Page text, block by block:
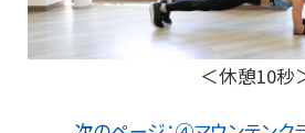
＜休憩10秒